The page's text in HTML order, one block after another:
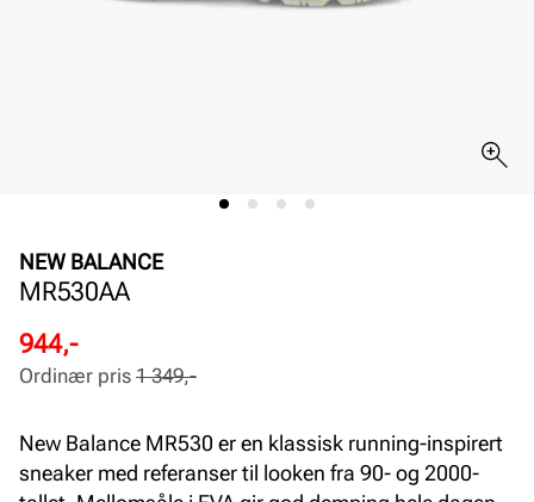
NEW BALANCE
MR530AA
Rabattert
pris
944,-
Ordinær
pris
Ordinær pris 1 349,-
New Balance MR530 er en klassisk running-inspirert
sneaker med referanser til looken fra 90- og 2000-